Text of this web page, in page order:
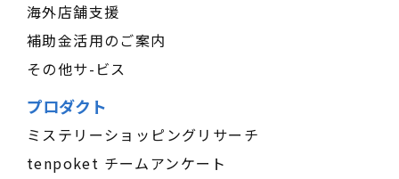
海外店舗支援
補助金活用のご案内
その他サ-ビス
プロダクト
ミステリーショッピングリサーチ
tenpoket チームアンケート